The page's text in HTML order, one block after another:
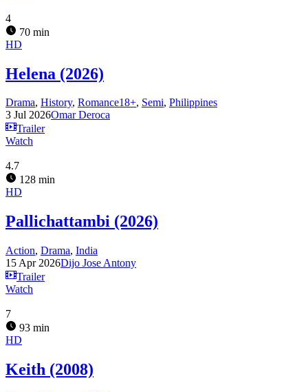
4
70 min
HD
Helena (2026)
Drama, History, Romance18+, Semi, Philippines
3 Jul 2026Omar Deroca
Trailer
Watch
4.7
128 min
HD
Pallichattambi (2026)
Action, Drama, India
15 Apr 2026Dijo Jose Antony
Trailer
Watch
7
93 min
HD
Keith (2008)